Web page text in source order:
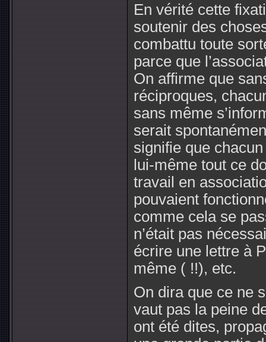
En vérité cette
soutenir des
combattu toute
parce que
On affirme que
réciproques,
sans même
serait
signifie que
lui-même tout ce
travail en
pouvaient
comme cela se
n’était pas
écrire une lettre à
même ( !!), etc.
On dira que ce ne
vaut pas la peine
ont été dites,